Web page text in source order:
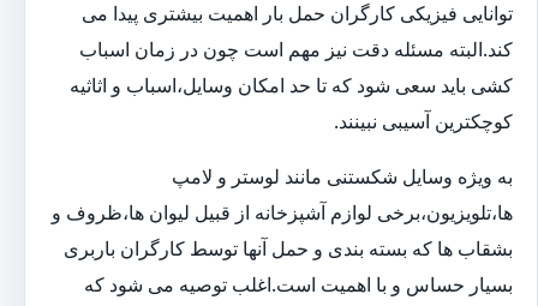
توانایی فیزیکی کارگران حمل بار اهمیت بیشتری پیدا می
کند.البته مسئله دقت نیز مهم است چون در زمان اسباب
کشی باید سعی شود که تا حد امکان وسایل،اسباب و اثاثیه
کوچکترین آسیبی نبینند.
به ویژه وسایل شکستنی مانند لوستر و لامپ
ها،تلویزیون،برخی لوازم آشپزخانه از قبیل لیوان ها،ظروف و
بشقاب ها که بسته بندی و حمل آنها توسط کارگران باربری
بسیار حساس و با اهمیت است.اغلب توصیه می شود که